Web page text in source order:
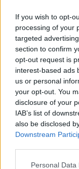
If you wish to opt-
processing of your
targeted
section to confirm
opt-out request is
interest-based ads
us or personal
your opt-out. You
disclosure of your
IAB’s list of
also be disclosed
Downstream
Please note that
Personal
Hirdetés